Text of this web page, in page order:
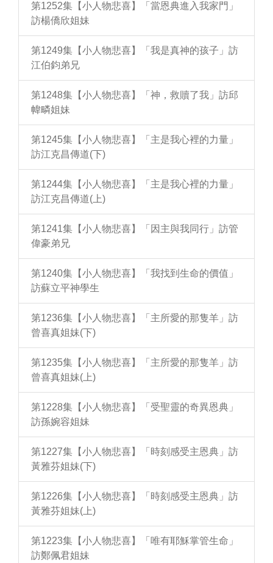
第1252集【小人物悲喜】「當恩典進入我家門」
訪楊僑欣姐妹
第1249集【小人物悲喜】「我是真神的孩子」訪
江伯鈞弟兄
第1248集【小人物悲喜】「神，救贖了我」訪邱
幃疄姐妹
第1245集【小人物悲喜】「主是我心裡的力量」
訪江克昌傳道(下)
第1244集【小人物悲喜】「主是我心裡的力量」
訪江克昌傳道(上)
第1241集【小人物悲喜】「因主與我同行」訪管
偉豪弟兄
第1240集【小人物悲喜】「我找到生命的價值」
訪蘇立平神學生
第1236集【小人物悲喜】「主所愛的那隻羊」訪
曾喜真姐妹(下)
第1235集【小人物悲喜】「主所愛的那隻羊」訪
曾喜真姐妹(上)
第1228集【小人物悲喜】「受聖靈的奇異恩典」
訪孫婉容姐妹
第1227集【小人物悲喜】「時刻感受主恩典」訪
黃雅芬姐妹(下)
第1226集【小人物悲喜】「時刻感受主恩典」訪
黃雅芬姐妹(上)
第1223集【小人物悲喜】「唯有耶穌掌管生命」
訪鄭佩君姐妹